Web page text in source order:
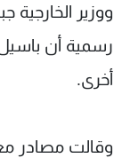
ووزير
رسمية أن
أخرى.
وقالت مصادر